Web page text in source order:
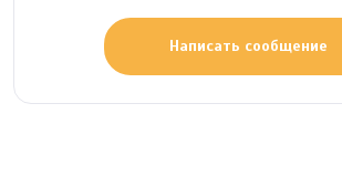
Написать сообщение